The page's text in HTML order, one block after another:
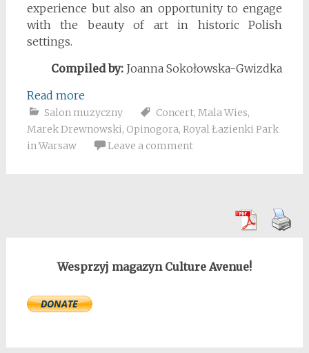
experience but also an opportunity to engage
with the beauty of art in historic Polish
settings.
Compiled by: Joanna Sokołowska-Gwizdka
Read more
Salon muzyczny Concert, Mala Wies,
Marek Drewnowski, Opinogora, Royal Łazienki Park
in Warsaw
Leave a comment
Wesprzyj magazyn Culture Avenue!